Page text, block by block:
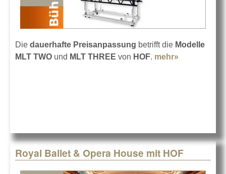
Die dauerhafte Preisanpassung betrifft die Modelle
MLT TWO und MLT THREE von HOF. mehr»
Royal Ballet & Opera House mit HOF